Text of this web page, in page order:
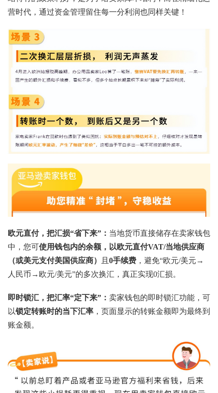
营时代，通过资金管理留住每一分利润也同样关键！
欧元直付，把汇损“省下来”： 当地货币直接储存在卖家钱包
中，您可 使用钱包内的余额，以欧元直付VAT/当地供应商
（或美元支付美国供应商）
且 0手续费 ，避免“欧元/美元→
人民币→欧元/美元”的多次换汇，真正实现0汇损。
即时锁汇，把汇率“定下来”： 卖家钱包的即时锁汇功能，可
以锁定转账时的当下汇率 ，页面显示的转账金额即为最终到
账金额。